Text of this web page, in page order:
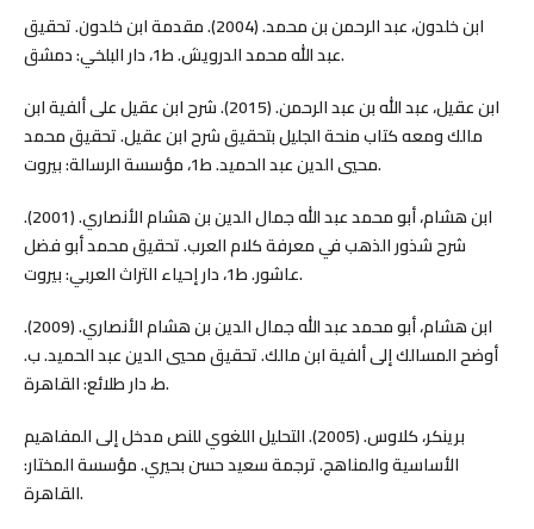
ابن خلدون، عبد الرحمن بن محمد. (2004). مقدمة ابن خلدون. تحقيق
عبد الله محمد الدرويش. ط1، دار البلخي: دمشق.
ابن عقيل، عبد الله بن عبد الرحمن. (2015). شرح ابن عقيل على ألفية ابن
مالك ومعه كتاب منحة الجليل بتحقيق شرح ابن عقيل. تحقيق محمد
محيي الدين عبد الحميد. ط1، مؤسسة الرسالة: بيروت.
ابن هشام، أبو محمد عبد الله جمال الدين بن هشام الأنصاري. (2001).
شرح شذور الذهب في معرفة كلام العرب. تحقيق محمد أبو فضل
عاشور. ط1، دار إحياء التراث العربي: بيروت.
ابن هشام، أبو محمد عبد الله جمال الدين بن هشام الأنصاري. (2009).
أوضح المسالك إلى ألفية ابن مالك. تحقيق محيي الدين عبد الحميد. ب.
ط، دار طلائع: القاهرة.
برينكر، كلاوس. (2005). التحليل اللغوي للنص مدخل إلى المفاهيم
الأساسية والمناهج. ترجمة سعيد حسن بحيري. مؤسسة المختار:
القاهرة.